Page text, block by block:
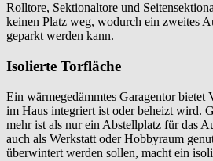
Rolltore, Sektionaltore und
keinen Platz weg, wodurch ein zweites
geparkt werden kann.
Isolierte Torfläche
Ein wärmegedämmtes Garagentor bietet
im Haus integriert ist oder beheizt wird.
mehr ist als nur ein Abstellplatz für das
auch als Werkstatt oder Hobbyraum
überwintert werden sollen, macht ein